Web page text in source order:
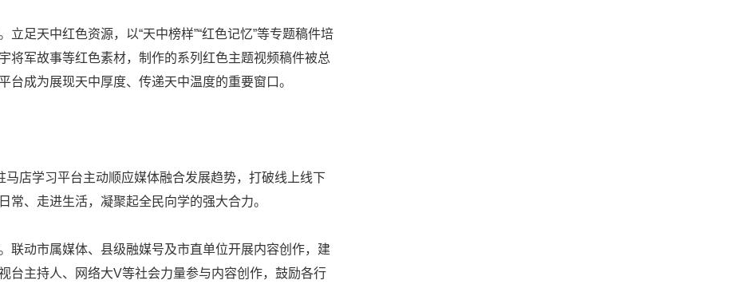
立足天中红色资源，以“天中榜样”“红色记忆”等专题稿件培
将军故事等红色素材，制作的系列红色主题视频稿件被总
台成为展现天中厚度、传递天中温度的重要窗口。
马店学习平台主动顺应媒体融合发展趋势，打破线上线下
常、走进生活，凝聚起全民向学的强大合力。
联动市属媒体、县级融媒号及市直单位开展内容创作，建
台主持人、网络大V等社会力量参与内容创作，鼓励各行